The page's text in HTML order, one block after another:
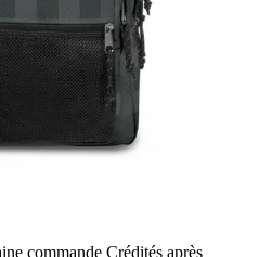
commande Crédités après